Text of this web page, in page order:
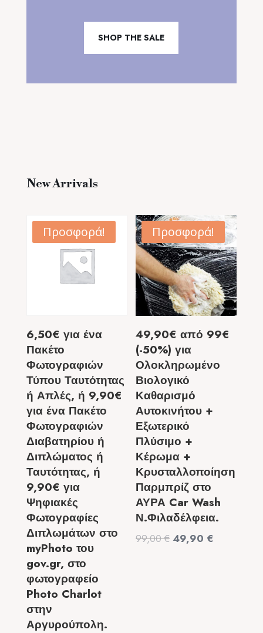
SHOP THE SALE
New Arrivals
Προσφορά!
6,50€ για ένα
Πακέτο
Φωτογραφιών
Τύπου Ταυτότητας
ή Απλές, ή 9,90€
για ένα Πακέτο
Φωτογραφιών
Διαβατηρίου ή
Διπλώματος ή
Ταυτότητας, ή
9,90€ για
Ψηφιακές
Φωτογραφίες
Διπλωμάτων στο
myPhoto του
gov.gr, στο
φωτογραφείο
Photo Charlot
στην
Αργυρούπολη.
Προσφορά!
49,90€ από 99€
(-50%) για
Ολοκληρωμένο
Βιολογικό
Καθαρισμό
Αυτοκινήτου +
Εξωτερικό
Πλύσιμο +
Κέρωμα +
Κρυσταλλοποίηση
Παρμπρίζ στο
ΑΥΡΑ Car Wash
Ν.Φιλαδέλφεια.
99,00€ Original
49,90 €